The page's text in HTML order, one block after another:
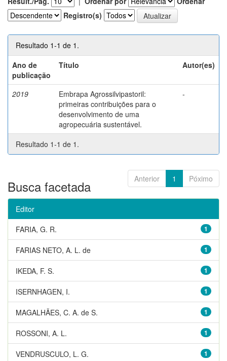
Registro(s)
Resultado 1-1 de 1.
Ano de
publicação
Título Autor(es)
2019
Embrapa Agrossilvipastoril:
primeiras contribuições para o
desenvolvimento de uma
agropecuária sustentável.
-
Resultado 1-1 de 1.
Anterior 1 Póximo
Busca facetada
Editor
1
FARIA, G. R.
1
FARIAS NETO, A. L. de
1
IKEDA, F. S.
1
ISERNHAGEN, I.
1
MAGALHÃES, C. A. de S.
1
ROSSONI, A. L.
1
VENDRUSCULO, L. G.